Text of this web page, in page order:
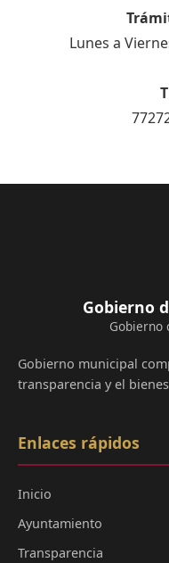
Lunes a
Gobierno
Gobierno
Gobierno municipal
transparencia y el
Enlaces rápidos
Inicio
Ayuntamiento
Transparencia